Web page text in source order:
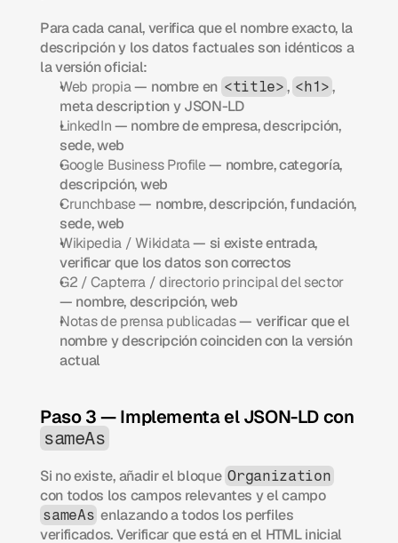
Para cada canal, verifica que el nombre exacto, la
descripción y los datos factuales son idénticos a
la versión oficial:
Web propia — nombre en <title> , <h1> ,
meta description y JSON-LD
LinkedIn — nombre de empresa, descripción,
sede, web
Google Business Profile — nombre, categoría,
descripción, web
Crunchbase — nombre, descripción, fundación,
sede, web
Wikipedia / Wikidata — si existe entrada,
verificar que los datos son correctos
G2 / Capterra / directorio principal del sector
— nombre, descripción, web
Notas de prensa publicadas — verificar que el
nombre y descripción coinciden con la versión
actual
sameAs
Si no existe, añadir el bloque Organization
con todos los campos relevantes y el campo
sameAs enlazando a todos los perfiles
verificados. Verificar que está en el HTML inicial